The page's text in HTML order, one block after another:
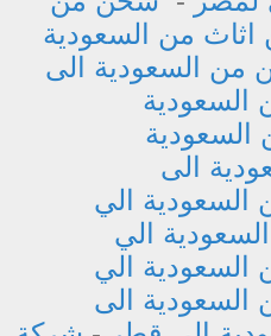
من السعودية
السعودية الى
الى
الي
الي
الي
الى